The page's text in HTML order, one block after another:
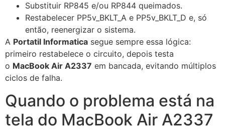
Substituir RP845 e/ou RP844 queimados.
Restabelecer PP5v_BKLT_A e PP5v_BKLT_D e, só
então, reenergizar o sistema.
A Portatil Informatica segue sempre essa lógica:
primeiro restabelece o circuito, depois testa
o MacBook Air A2337 em bancada, evitando múltiplos
ciclos de falha.
Quando o problema está na
tela do MacBook Air A2337